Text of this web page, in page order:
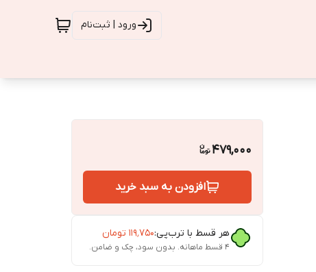
ورود | ثبت‌نام
479,000
افزودن به سبد خرید
هر قسط با ترب‌پی:۱۱۹٬۷۵۰ تومان
۴ قسط ماهانه. بدون سود، چک و ضامن.